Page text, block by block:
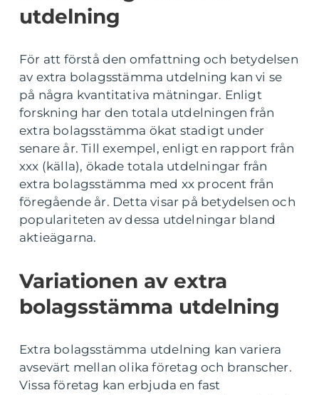
utdelning
För att förstå den omfattning och betydelsen
av extra bolagsstämma utdelning kan vi se
på några kvantitativa mätningar. Enligt
forskning har den totala utdelningen från
extra bolagsstämma ökat stadigt under
senare år. Till exempel, enligt en rapport från
xxx (källa), ökade totala utdelningar från
extra bolagsstämma med xx procent från
föregående år. Detta visar på betydelsen och
populariteten av dessa utdelningar bland
aktieägarna.
Variationen av extra
bolagsstämma utdelning
Extra bolagsstämma utdelning kan variera
avsevärt mellan olika företag och branscher.
Vissa företag kan erbjuda en fast